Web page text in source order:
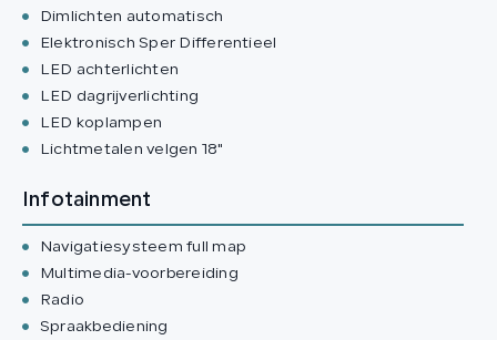
Dimlichten automatisch
Elektronisch Sper Differentieel
LED achterlichten
LED dagrijverlichting
LED koplampen
Lichtmetalen velgen 18"
Infotainment
Navigatiesysteem full map
Multimedia-voorbereiding
Radio
Spraakbediening